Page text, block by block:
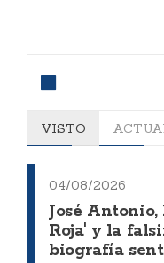
VISTO
04/08/2026
José Antonio,
Roja' y la
biografía